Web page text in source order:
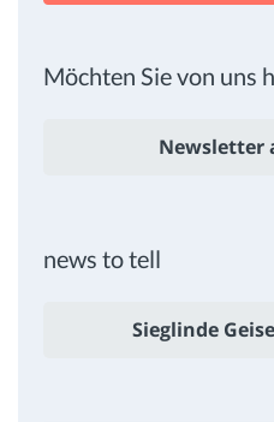
Möchten Sie von uns
Newsletter
news to tell
Sieglinde